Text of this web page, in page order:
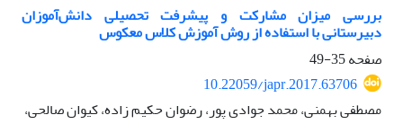
بررسی میزان مشارکت و پیشرفت تحصیلی دانش‌آموزان
دبیرستانی با استفاده از روش آموزش کلاس معکوس
صفحه35-49
10.22059/japr.2017.63706
مصطفی بهمنی، محمد جوادی پور، رضوان حکیم زاده، کیوان صالحی،